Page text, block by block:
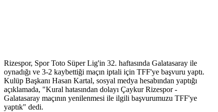
Rizespor, Spor Toto Süper Lig'in 32. haftasında Galatasaray ile
oynadığı ve 3-2 kaybettiği maçın iptali için TFF'ye başvuru yaptı.
Kulüp Başkanı Hasan Kartal, sosyal medya hesabından yaptığı
açıklamada, "Kural hatasından dolayı Çaykur Rizespor -
Galatasaray maçının yenilenmesi ile ilgili başvurumuzu TFF'ye
yaptık" dedi.